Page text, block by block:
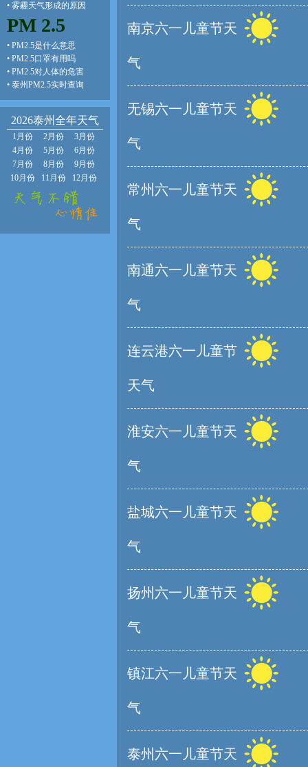
• 雾霾天气形成的原因
PM 2.5
• PM2.5是什么意思
• PM2.5口罩有用吗
• PM2.5对人体的危害
• 泰州PM2.5实时查询
2026泰州全年天气
1月份 2月份
3月份
4月份
5月份
6月份
7月份
8月份
9月份
10月份
11月份 12月份
南京六一儿童节天
气
无锡六一儿童节天
气
常州六一儿童节天
气
南通六一儿童节天
气
连云港六一儿童节
天气
淮安六一儿童节天
气
盐城六一儿童节天
气
扬州六一儿童节天
气
镇江六一儿童节天
气
泰州六一儿童节天